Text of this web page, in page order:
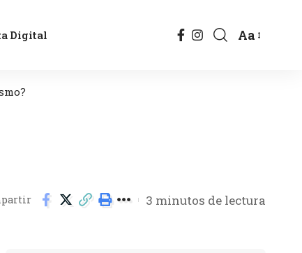
Digital Aa
3 minutos de lectura